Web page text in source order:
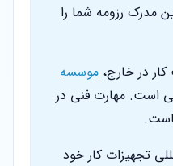
مدرک رزومه شما را
در خارج، موسسه
است. مهارت فنی در
تجهیزات کار خود